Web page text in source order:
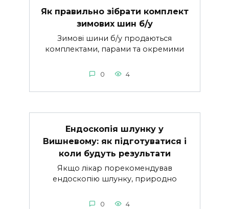
Як правильно зібрати комплект
зимових шин б/у
Зимові шини б/у продаються
комплектами, парами та окремими
0 4
Ендоскопія шлунку у
Вишневому: як підготуватися і
коли будуть результати
Якщо лікар порекомендував
ендоскопію шлунку, природно
0 4